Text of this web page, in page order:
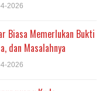
2026
Biasa Memerlukan Bukti
dan Masalahnya
2026